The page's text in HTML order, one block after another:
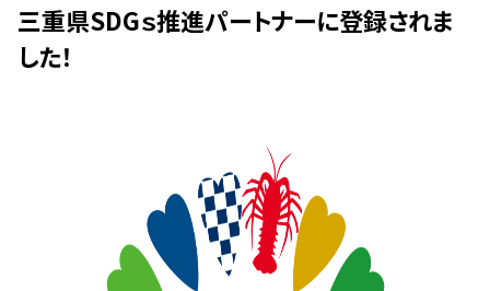
三重県SDGｓ推進パートナーに登録されま
した！